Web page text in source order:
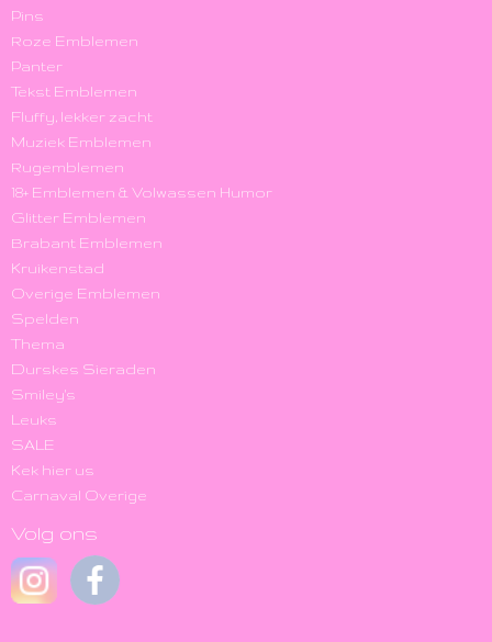
Pins
Roze Emblemen
Panter
Tekst Emblemen
Fluffy, lekker zacht
Muziek Emblemen
Rugemblemen
18+ Emblemen & Volwassen Humor
Glitter Emblemen
Brabant Emblemen
Kruikenstad
Overige Emblemen
Spelden
Thema
Durskes Sieraden
Smiley's
Leuks
SALE
Kek hier us
Carnaval Overige
Volg ons